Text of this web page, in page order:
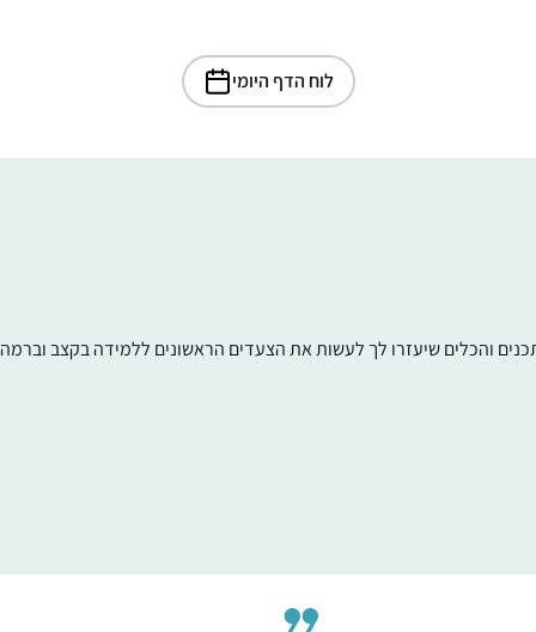
לוח הדף היומי
והכלים שיעזרו לך לעשות את הצעדים הראשונים ללמידה בקצב
התחלתי לפני כמה שנים אבל רק בסבב הזה